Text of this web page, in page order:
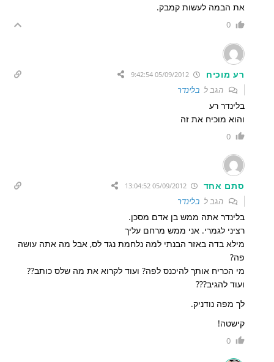
את הבמה לעשות קמבק.
0
רע מוכיח 05/09/2012 9:42:54
הגב ל בלינדר
בלינדר רע
והוא מוכיח את זה
0
סתם אחד 05/09/2012 13:04:52
הגב ל בלינדר
בלינדר אתה ממש בן אדם מסכן.
רציני לגמרי. אני ממש מרחם עליך
מילא בדה באזר הבנתי למה נלחמת נגד לס, אבל מה אתה עושה
פה?
מי הכריח אותך להיכנס לפה? ועוד לקרוא את מה שלס כותב??
ועוד להגיב???
לך מפה נודניק.
קישטה!
0